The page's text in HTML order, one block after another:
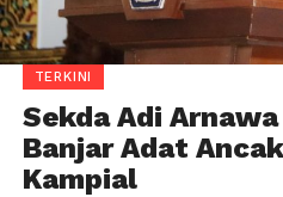
TERKINI
Sekda Adi
Banjar Adat
Kampial